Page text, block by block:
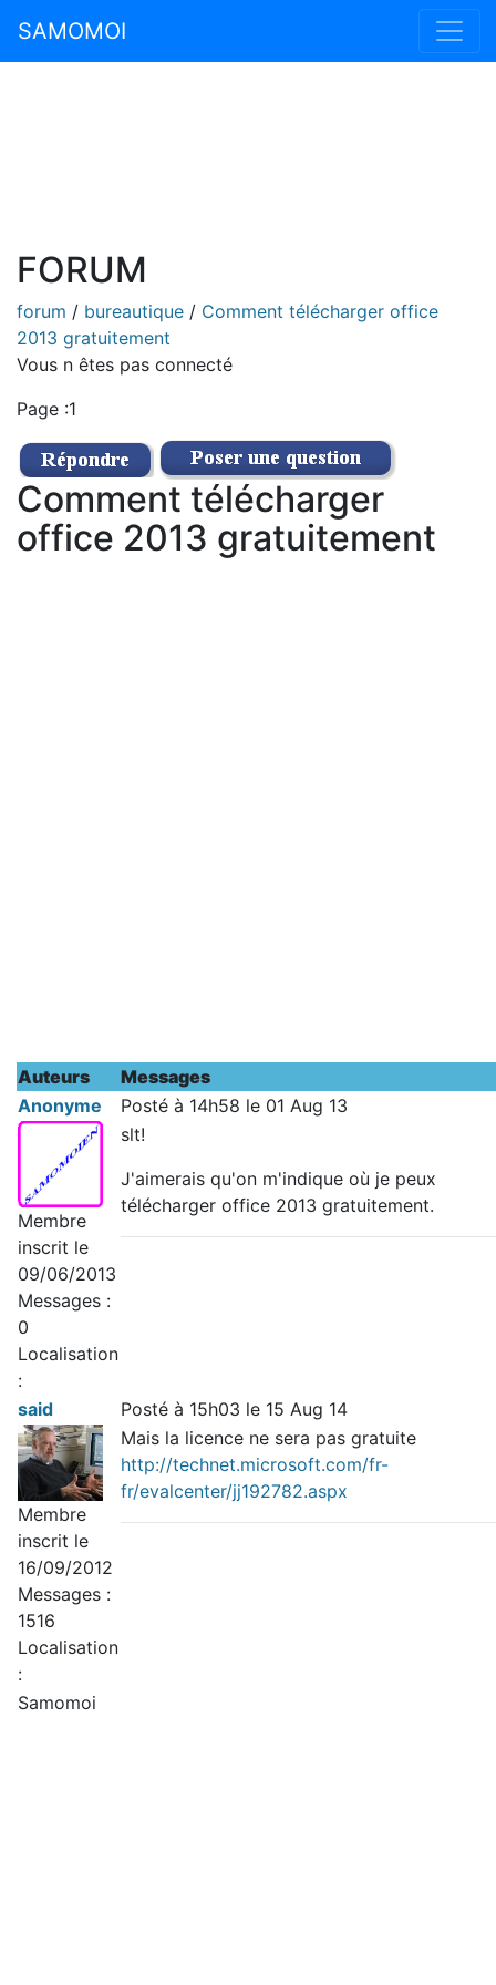
SAMOMOI
FORUM
forum / bureautique / Comment télécharger office
2013 gratuitement
Vous n êtes pas connecté
Page :1
Comment télécharger
office 2013 gratuitement
Auteurs
Messages
Anonyme
Posté à 14h58 le 01 Aug 13
Membre
inscrit le
09/06/2013
Messages :
0
Localisation
:
slt!
J'aimerais qu'on m'indique où je peux
télécharger office 2013 gratuitement.
said Posté à 15h03 le 15 Aug 14
Membre
inscrit le
16/09/2012
Messages :
1516
Localisation
:
Mais la licence ne sera pas gratuite
http://technet.microsoft.com/fr-
fr/evalcenter/jj192782.aspx
Samomoi